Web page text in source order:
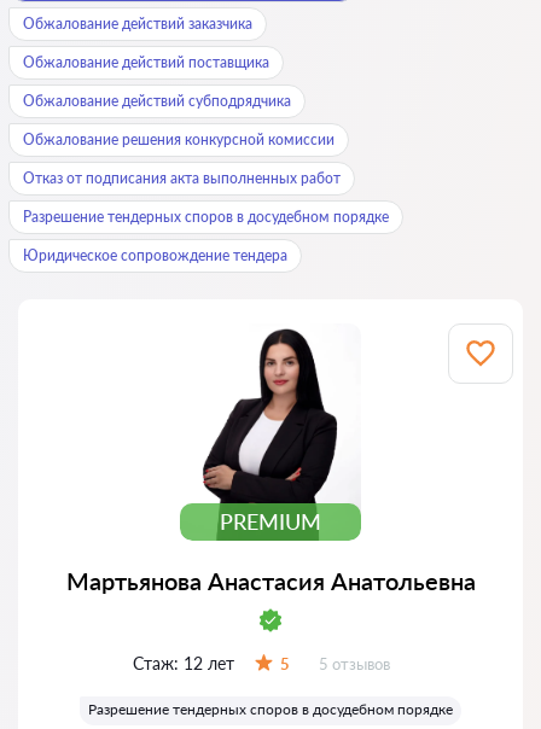
Обжалование действий заказчика
Обжалование действий поставщика
Обжалование действий субподрядчика
Обжалование решения конкурсной комиссии
Отказ от подписания акта выполненных работ
Разрешение тендерных споров в досудебном порядке
Юридическое сопровождение тендера
PREMIUM
Мартьянова Анастасия Анатольевна
Стаж: 12 лет 5 Отзывов:
5 отзывов
Разрешение тендерных споров в досудебном порядке